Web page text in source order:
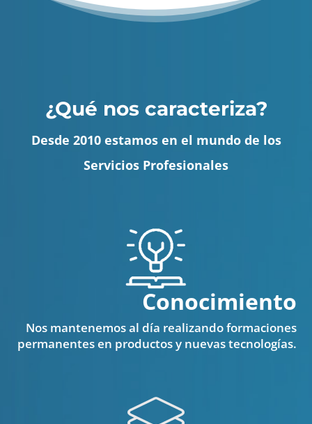
¿Qué nos caracteriza?
Desde 2010 estamos en el mundo de los
Servicios Profesionales
Conocimiento
Nos mantenemos al día realizando formaciones
permanentes en productos y nuevas tecnologías​.